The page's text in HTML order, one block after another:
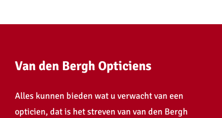
Van den Bergh Opticiens
Alles kunnen bieden wat u verwacht van een
opticien, dat is het streven van van den Bergh